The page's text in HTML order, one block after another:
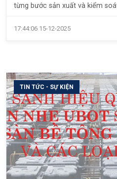
từng bước sản xuất và kiểm
17:44:06 15-12-2025
TIN TỨC - SỰ KIỆN